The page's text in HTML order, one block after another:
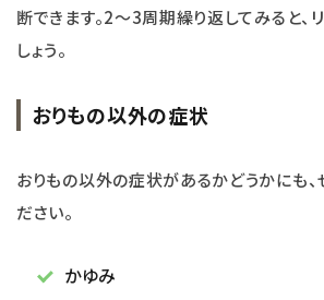
断できます。2～3周期繰り返してみると、
しょう。
おりもの以外の症状
おりもの以外の症状があるかどうかにも、
ださい。
かゆみ